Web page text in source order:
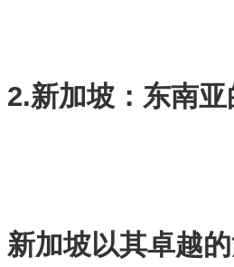
2.新加坡：东南
新加坡以其卓越